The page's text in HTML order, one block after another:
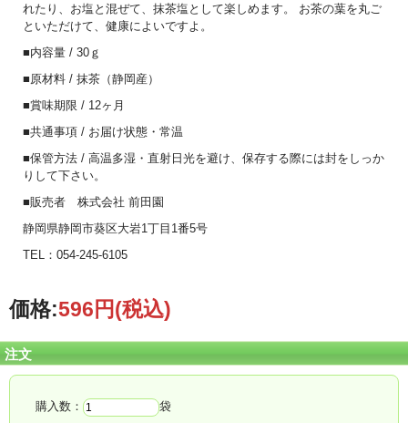
れたり、お塩と混ぜて、抹茶塩として楽しめます。 お茶の葉を丸ご
といただけて、健康によいですよ。
■内容量 / 30ｇ
■原材料 / 抹茶（静岡産）
■賞味期限 / 12ヶ月
■共通事項 / お届け状態・常温
■保管方法 / 高温多湿・直射日光を避け、保存する際には封をしっか
りして下さい。
■販売者 株式会社 前田園
静岡県静岡市葵区大岩1丁目1番5号
TEL：054-245-6105
価格:596円(税込)
注文
購入数： 袋